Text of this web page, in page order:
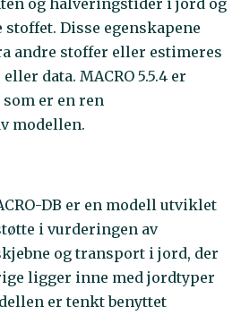
Disse egenskapene
andre stoffer eller estimeres
data. MACRO 5.5.4 er
som er en ren
modellen.
DB er en modell utviklet
i vurderingen av
og transport i jord, der
ligger inne med jordtyper
er tenkt benyttet